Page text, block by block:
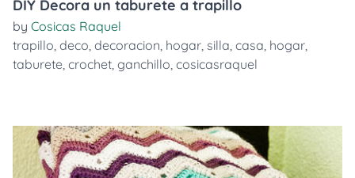
DIY Decora un taburete a trapillo
by Cosicas Raquel
trapillo, deco, decoracion, hogar, silla, casa, hogar,
taburete, crochet, ganchillo, cosicasraquel